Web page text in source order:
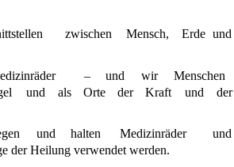
zwischen Mensch, Erde und
– und wir
Menschen
und als Orte der Kraft und
der
und halten Medizinräder
und
der Heilung verwendet werden.